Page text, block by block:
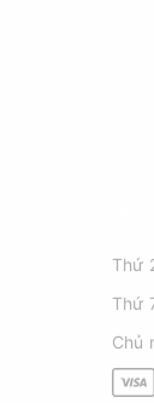
Thứ
Thứ
Chủ